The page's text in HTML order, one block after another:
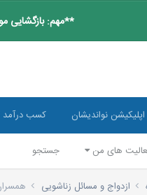
**مهم: بازگشایی
های من جستجو
اپلیکیشن نواندیشان کسب درآمد
ازدواج و مسائل زناشویی